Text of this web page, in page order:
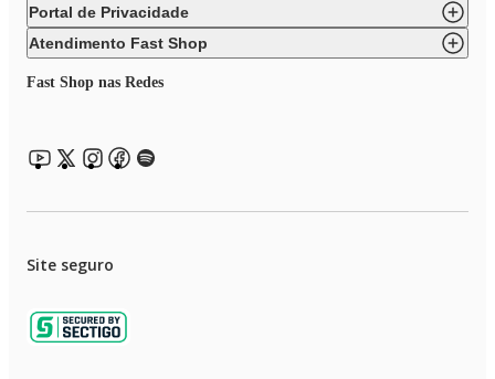
Portal de Privacidade
Atendimento Fast Shop
Fast Shop nas Redes
Site seguro